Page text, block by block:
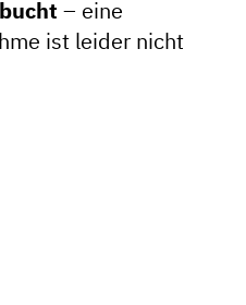
– eine
ist leider nicht